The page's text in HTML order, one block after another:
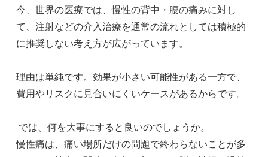
今、世界の医療では、慢性の背中・腰の痛みに対し
て、注射などの介入治療を通常の流れとしては積極的
に推奨しない考え方が広がっています。
理由は単純です。効果が小さい可能性がある一方で、
費用やリスクに見合いにくいケースがあるからです。
では、何を大事にすると良いのでしょうか。
慢性痛は、痛い場所だけの問題で終わらないことが多